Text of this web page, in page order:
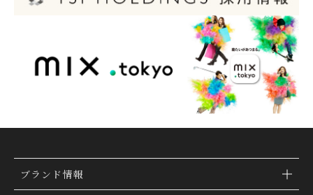
ブランド情報